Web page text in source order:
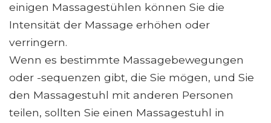
einigen Massagestühlen können Sie die
Intensität der Massage erhöhen oder
verringern.
Wenn es bestimmte Massagebewegungen
oder -sequenzen gibt, die Sie mögen, und Sie
den Massagestuhl mit anderen Personen
teilen, sollten Sie einen Massagestuhl in